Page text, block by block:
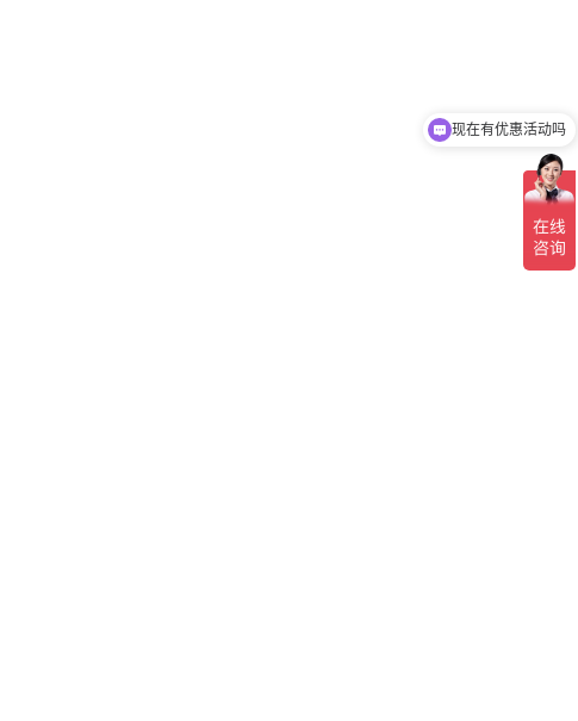
现在有优惠活动吗